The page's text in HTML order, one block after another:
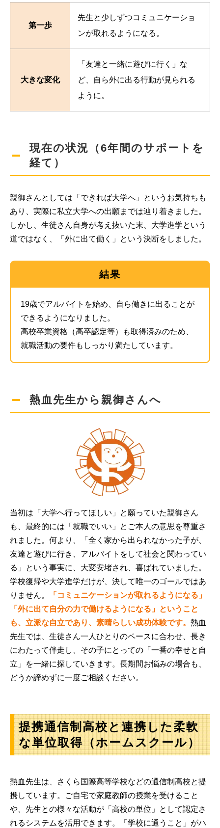
第一歩
先生と少しずつコミュニケーショ
ンが取れるようになる。
大きな変化
「友達と一緒に遊びに行く」な
ど、自ら外に出る行動が見られる
ように。
現在の状況（6年間のサポートを
経て）
親御さんとしては「できれば大学へ」というお気持ちも
あり、実際に私立大学への出願までは辿り着きました。
しかし、生徒さん自身が考え抜いた末、大学進学という
道ではなく、「外に出て働く」という決断をしました。
結果
19歳でアルバイトを始め、自ら働きに出ることが
できるようになりました。
高校卒業資格（高卒認定等）も取得済みのため、
就職活動の要件もしっかり満たしています。
熱血先生から親御さんへ
当初は「大学へ行ってほしい」と願っていた親御さん
も、最終的には「就職でいい」とご本人の意思を尊重さ
れました。何より、「全く家から出られなかった子が、
友達と遊びに行き、アルバイトをして社会と関わってい
る」という事実に、大変安堵され、喜ばれていました。
学校復帰や大学進学だけが、決して唯一のゴールではあ
りません。
「コミュニケーションが取れるようになる」
「外に出て自分の力で働けるようになる」ということ
も、立派な自立であり、素晴らしい成功体験です。 熱血
先生では、生徒さん一人ひとりのペースに合わせ、長き
にわたって伴走し、その子にとっての「一番の幸せと自
立」を一緒に探していきます。長期間お悩みの場合も、
どうか諦めずに一度ご相談ください。
提携通信制高校と連携した柔軟
な単位取得（ホームスクール）
熱血先生は、さくら国際高等学校などの通信制高校と提
携しています。ご自宅で家庭教師の授業を受けること
や、先生との様々な活動が「高校の単位」として認定さ
れるシステムを活用できます。「学校に通うこと」がハ